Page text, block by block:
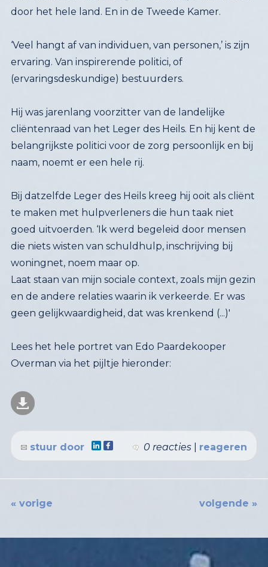
door het hele land. En in de Tweede Kamer.
‘Veel hangt af van individuen, van personen,’ is zijn
ervaring. Van inspirerende politici, of
(ervaringsdeskundige) bestuurders.
Hij was jarenlang voorzitter van de landelijke
cliëntenraad van het Leger des Heils. En hij kent de
belangrijkste politici voor de zorg persoonlijk en bij
naam, noemt er een hele rij.
Bij datzelfde Leger des Heils kreeg hij ooit als cliënt
te maken met hulpverleners die hun taak niet
goed uitvoerden. ‘Ik werd begeleid door mensen
die niets wisten van schuldhulp, inschrijving bij
woningnet, noem maar op.
Laat staan van mijn sociale context, zoals mijn gezin
en de andere relaties waarin ik verkeerde. Er was
geen gelijkwaardigheid, dat was krenkend (...)'
Lees het hele portret van Edo Paardekooper
Overman via het pijltje hieronder:
0 reacties reageren
stuur door
« vorige volgende »